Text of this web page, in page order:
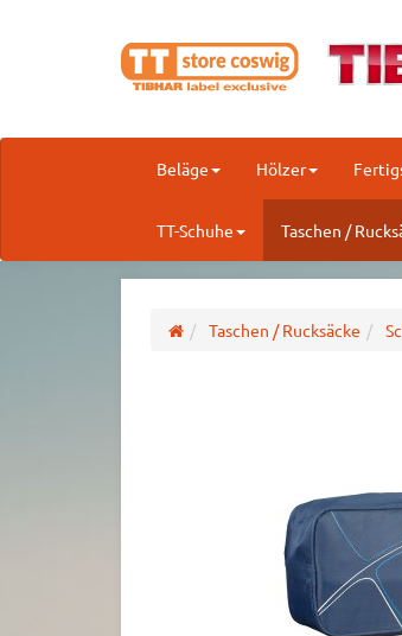
Beläge Hölzer
TT-Schuhe Taschen /
Taschen / Rucksäcke